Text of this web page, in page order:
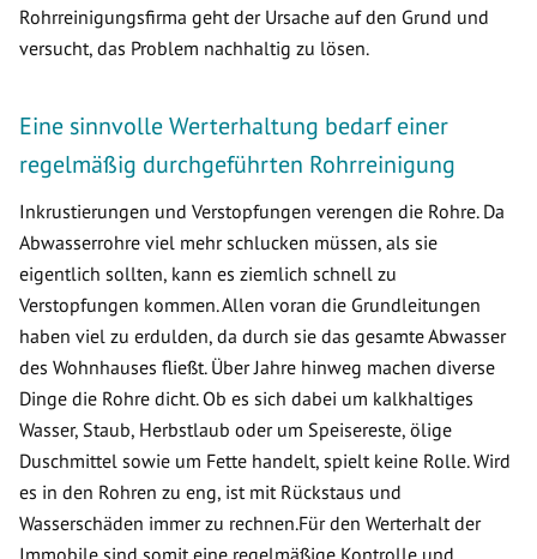
Rohrreinigungsfirma geht der Ursache auf den Grund und
versucht, das Problem nachhaltig zu lösen.
Eine sinnvolle Werterhaltung bedarf einer
regelmäßig durchgeführten Rohrreinigung
Inkrustierungen und Verstopfungen verengen die Rohre. Da
Abwasserrohre viel mehr schlucken müssen, als sie
eigentlich sollten, kann es ziemlich schnell zu
Verstopfungen kommen. Allen voran die Grundleitungen
haben viel zu erdulden, da durch sie das gesamte Abwasser
des Wohnhauses fließt. Über Jahre hinweg machen diverse
Dinge die Rohre dicht. Ob es sich dabei um kalkhaltiges
Wasser, Staub, Herbstlaub oder um Speisereste, ölige
Duschmittel sowie um Fette handelt, spielt keine Rolle. Wird
es in den Rohren zu eng, ist mit Rückstaus und
Wasserschäden immer zu rechnen.Für den Werterhalt der